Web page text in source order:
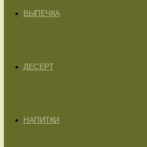
ВЫПЕЧКА
ДЕСЕРТ
НАПИТКИ